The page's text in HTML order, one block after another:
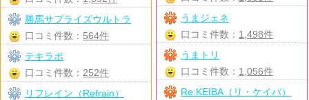
うまジェネ
口コミ件数： 1,498件
うまトリ
口コミ件数： 1,056件
Re:KEIBA（リ・ケイバ）
勝馬サプライズウルトラ
口コミ件数： 564件
テキラボ
口コミ件数： 252件
リフレイン（Refrain）